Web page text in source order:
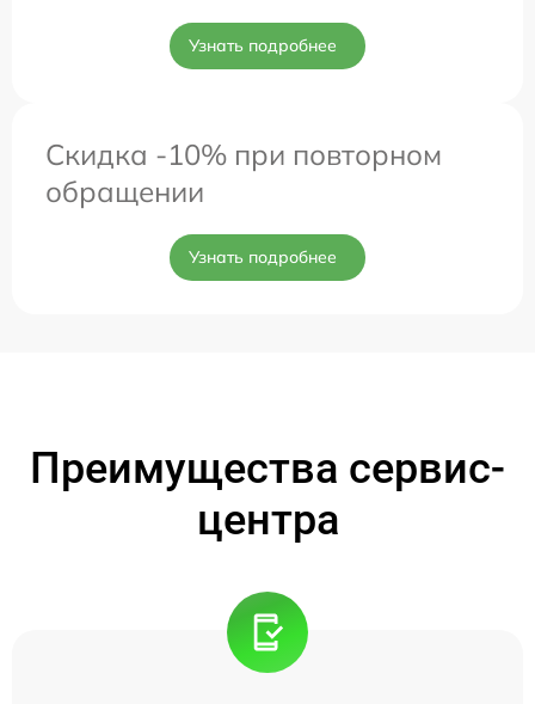
Узнать подробнее
Скидка -10% при повторном
обращении
Узнать подробнее
Преимущества сервис-
центра